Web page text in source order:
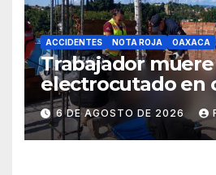
ACCIDENTES NOTA ROJA OAXACA
Trabajador muere
electrocutado en
Soledad Etla; dos
resultan
lesionados
6 DE AGOSTO DE 2026